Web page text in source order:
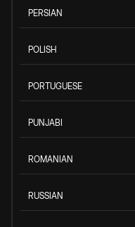
PERSIAN
POLISH
PORTUGUESE
PUNJABI
ROMANIAN
RUSSIAN